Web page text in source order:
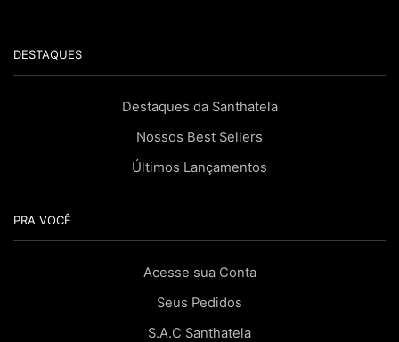
DESTAQUES
Destaques da Santhatela
Nossos Best Sellers
Últimos Lançamentos
PRA VOCÊ
Acesse sua Conta
Seus Pedidos
S.A.C Santhatela